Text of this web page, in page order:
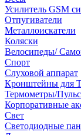
Усилитель GSM
Отпугиватели
Металлоискатели
Коляски
Велосипеды/
Спорт
Слуховой аппарат
Кронштейны для
Термометры/
Корпоративные
Свет
Светодиодные